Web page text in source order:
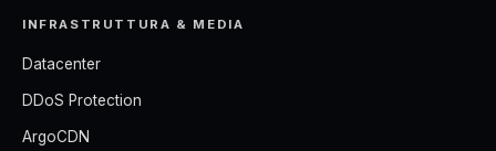
INFRASTRUTTURA & MEDIA
Datacenter
DDoS Protection
ArgoCDN